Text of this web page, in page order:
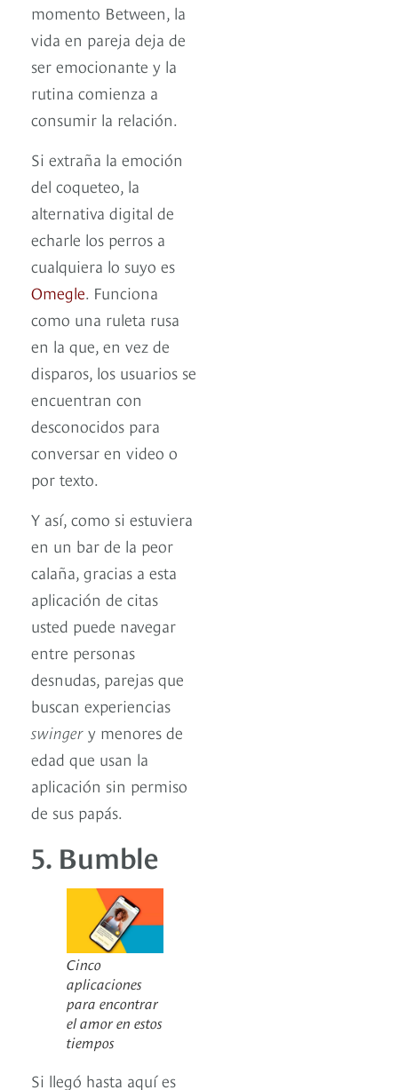
momento Between, la
vida en pareja deja de
ser emocionante y la
rutina comienza a
consumir la relación.
Si extraña la emoción
del coqueteo, la
alternativa digital de
echarle los perros a
cualquiera lo suyo es
Omegle. Funciona
como una ruleta rusa
en la que, en vez de
disparos, los usuarios se
encuentran con
desconocidos para
conversar en video o
por texto.
Y así, como si estuviera
en un bar de la peor
calaña, gracias a esta
aplicación de citas
usted puede navegar
entre personas
desnudas, parejas que
buscan experiencias
swinger y menores de
edad que usan la
aplicación sin permiso
de sus papás.
5. Bumble
Cinco
aplicaciones
para encontrar
el amor en estos
tiempos
Si llegó hasta aquí es